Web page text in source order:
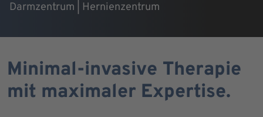
Darmzentrum | Hernienzentrum
Minimal-invasive Therapie
mit maximaler Expertise.